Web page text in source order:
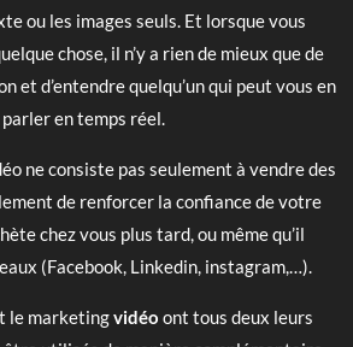
ou les images seuls. Et lorsque vous
chose, il n’y a rien de mieux que de
et d’entendre quelqu’un qui peut vous en
parler en temps réel.
ne consiste pas seulement à vendre des
de renforcer la confiance de votre
chez vous plus tard, ou même qu’il
(Facebook, Linkedin, instagram,…).
le marketingvidéo ont tous deux leurs